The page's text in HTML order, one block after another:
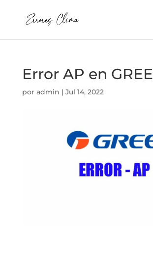
Error AP en GREE
por admin | Jul 14, 2022